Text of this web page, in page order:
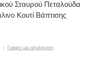
- Γράψτε μια αξιολόγηση